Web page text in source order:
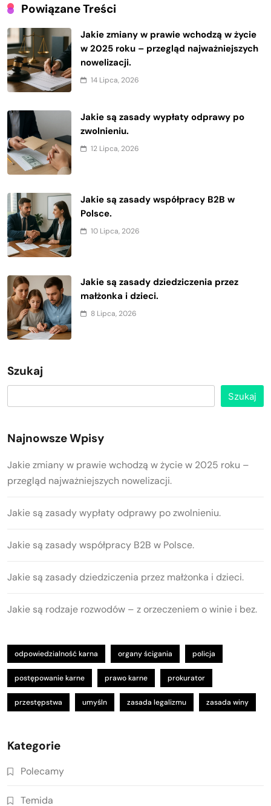
Powiązane Treści
Jakie zmiany w prawie wchodzą w życie
w 2025 roku – przegląd najważniejszych
nowelizacji.
14 Lipca, 2026
Jakie są zasady wypłaty odprawy po
zwolnieniu.
12 Lipca, 2026
Jakie są zasady współpracy B2B w
Polsce.
10 Lipca, 2026
Jakie są zasady dziedziczenia przez
małżonka i dzieci.
8 Lipca, 2026
Szukaj
Szukaj
Najnowsze Wpisy
Jakie zmiany w prawie wchodzą w życie w 2025 roku –
przegląd najważniejszych nowelizacji.
Jakie są zasady wypłaty odprawy po zwolnieniu.
Jakie są zasady współpracy B2B w Polsce.
Jakie są zasady dziedziczenia przez małżonka i dzieci.
Jakie są rodzaje rozwodów – z orzeczeniem o winie i bez.
odpowiedzialność karna organy ścigania policja
postępowanie karne prawo karne prokurator
przestępstwa umyśln zasada legalizmu zasada winy
Kategorie
Polecamy
Temida